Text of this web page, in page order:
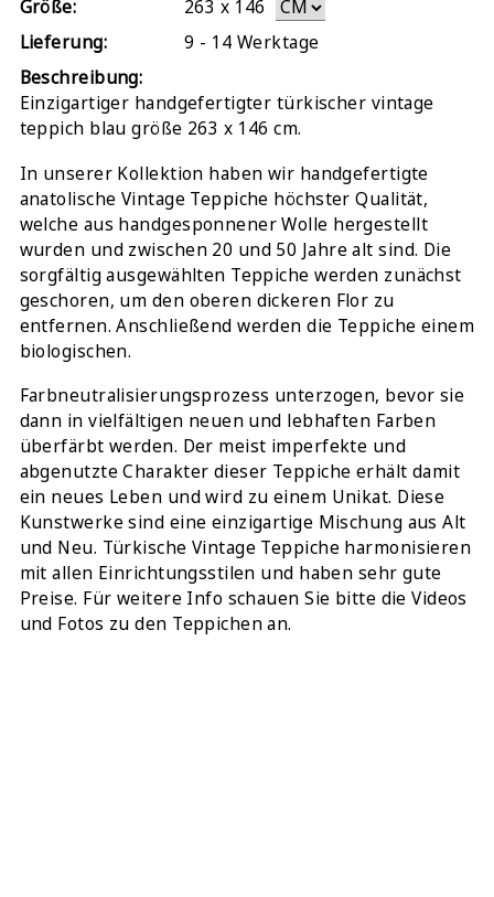
Größe:
263 x 146
Lieferung:
9 - 14 Werktage
Beschreibung:
Einzigartiger handgefertigter türkischer vintage
teppich blau größe 263 x 146 cm.
In unserer Kollektion haben wir handgefertigte
anatolische Vintage Teppiche höchster Qualität,
welche aus handgesponnener Wolle hergestellt
wurden und zwischen 20 und 50 Jahre alt sind. Die
sorgfältig ausgewählten Teppiche werden zunächst
geschoren, um den oberen dickeren Flor zu
entfernen. Anschließend werden die Teppiche einem
biologischen.
Farbneutralisierungsprozess unterzogen, bevor sie
dann in vielfältigen neuen und lebhaften Farben
überfärbt werden. Der meist imperfekte und
abgenutzte Charakter dieser Teppiche erhält damit
ein neues Leben und wird zu einem Unikat. Diese
Kunstwerke sind eine einzigartige Mischung aus Alt
und Neu. Türkische Vintage Teppiche harmonisieren
mit allen Einrichtungsstilen und haben sehr gute
Preise. Für weitere Info schauen Sie bitte die Videos
und Fotos zu den Teppichen an.